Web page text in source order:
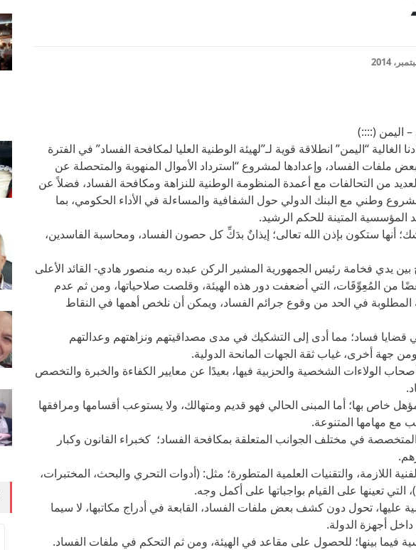
اليمن (::::)
الغالية “اليمن” انطلاقة قوية لـ”لهيئة الوطنية العليا لمكافحة الفساد” في الفترة
ملفات الفساد، وإعدادها لمشروع “استرداد الأموال المنهوبة والمتحصلة عن
من التحالفات مع أعمدة المنظومة الوطنية للنزاهة ومكافحة الفساد، فضلاً عن
وطني مع البنك الدولي حول الشفافية والمساءلة في الأداء الحكومي، بما
المؤسسية المتينة للحكم الرشيد.
أنها ستكون بإذن الله تعالى؛ إيذانٌ بدَكِّ كل حصون الفساد، ومحاسبة الفاسدين،
يدي فخامة رئيس الجمهورية المشير الركن عبده ربه منصور هادي- القائد الأعلى
المسلحة- (1)؛ بعضًا من المُعِوِّقَات، التي أضعفت دور هذه الهيئة، وقلصت صلاحياتها، ومن ثم عدم
المطلوبة في الحد من وقوع جرائم الفساد، ويمكن أن نلخص أهمها في النقاط
فساد؛ مما أدى إلى التشكيك في مدى مصداقيتهم ونزاهتهم وعدالتهم
جهة أخرى، غياب ثقة الجهات المانحة الدولية.
الولاءات الشخصية والحزبية فيها، بعيدًا عن معايير الكفاءة والخبرة والتخصص
خاص بها؛ أما المبنى الحالي فهو قديم ومتهالك، ولا يستوعب أقسامها ومرافقها
مع مهامها المتنوعة.
في مختلف الجوانب المتعلقة بمكافحة الفساد؛ كخبراء القانون وكبار
اللازمة، والتقنيات العلمية المتطورة؛ مثل: (أدوات التحري والبحث، المختبرات،
التي تعينها على القيام بواجباتها على أكمل وجه.
تحول دون كشف بعض ملفات الفساد، القابعة في أدراج مكاتبها، لا سيما
داخل أجهزة الدولة.
فيما بينها؛ للحصول على مقاعد في الهيئة، ومن ثم التحكم في ملفات الفساد.